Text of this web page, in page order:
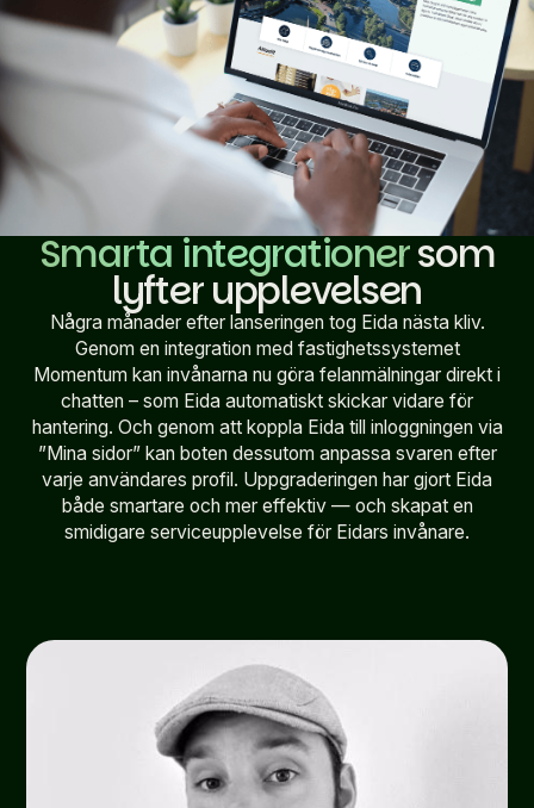
Smarta integrationersom
lyfter upplevelsen
Några månader efter lanseringen tog Eida nästa kliv.
Genom en integration med fastighetssystemet
Momentum kan invånarna nu göra felanmälningar direkt i
chatten – som Eida automatiskt skickar vidare för
hantering. Och genom att koppla Eida till inloggningen via
”Mina sidor” kan boten dessutom anpassa svaren efter
varje användares profil. Uppgraderingen har gjort Eida
både smartare och mer effektiv — och skapat en
smidigare serviceupplevelse för Eidars invånare.